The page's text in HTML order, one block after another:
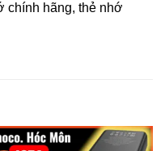
chính hãng, thẻ nhớ